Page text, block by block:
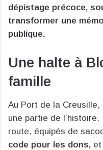
dépistage précoce,
transformer une
publique.
Une halte à
famille
Au Port de la
une partie de
route, équipés de
code pour les dons, et